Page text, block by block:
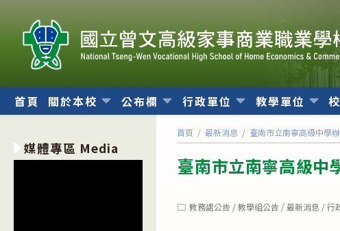
內
首頁 關於本校 公布欄 行政單位 教學單位
首頁 / 最新消息 / 臺南市立南寧高級中學
臺南市立南寧高級中
Post教務處公告 / 教學組公告 / 最新消息 / 行
媒體專區 Media